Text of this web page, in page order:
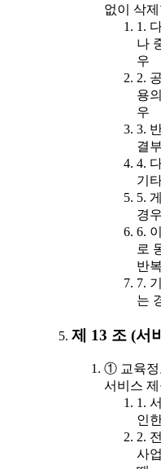
없이 삭
1.
나
우
2.
용
우
3.
결
4.
기
5.
경우
6.
로
반
7.
는
제 13 조 (서
① 교육정
서비스
1.
인
2.
사